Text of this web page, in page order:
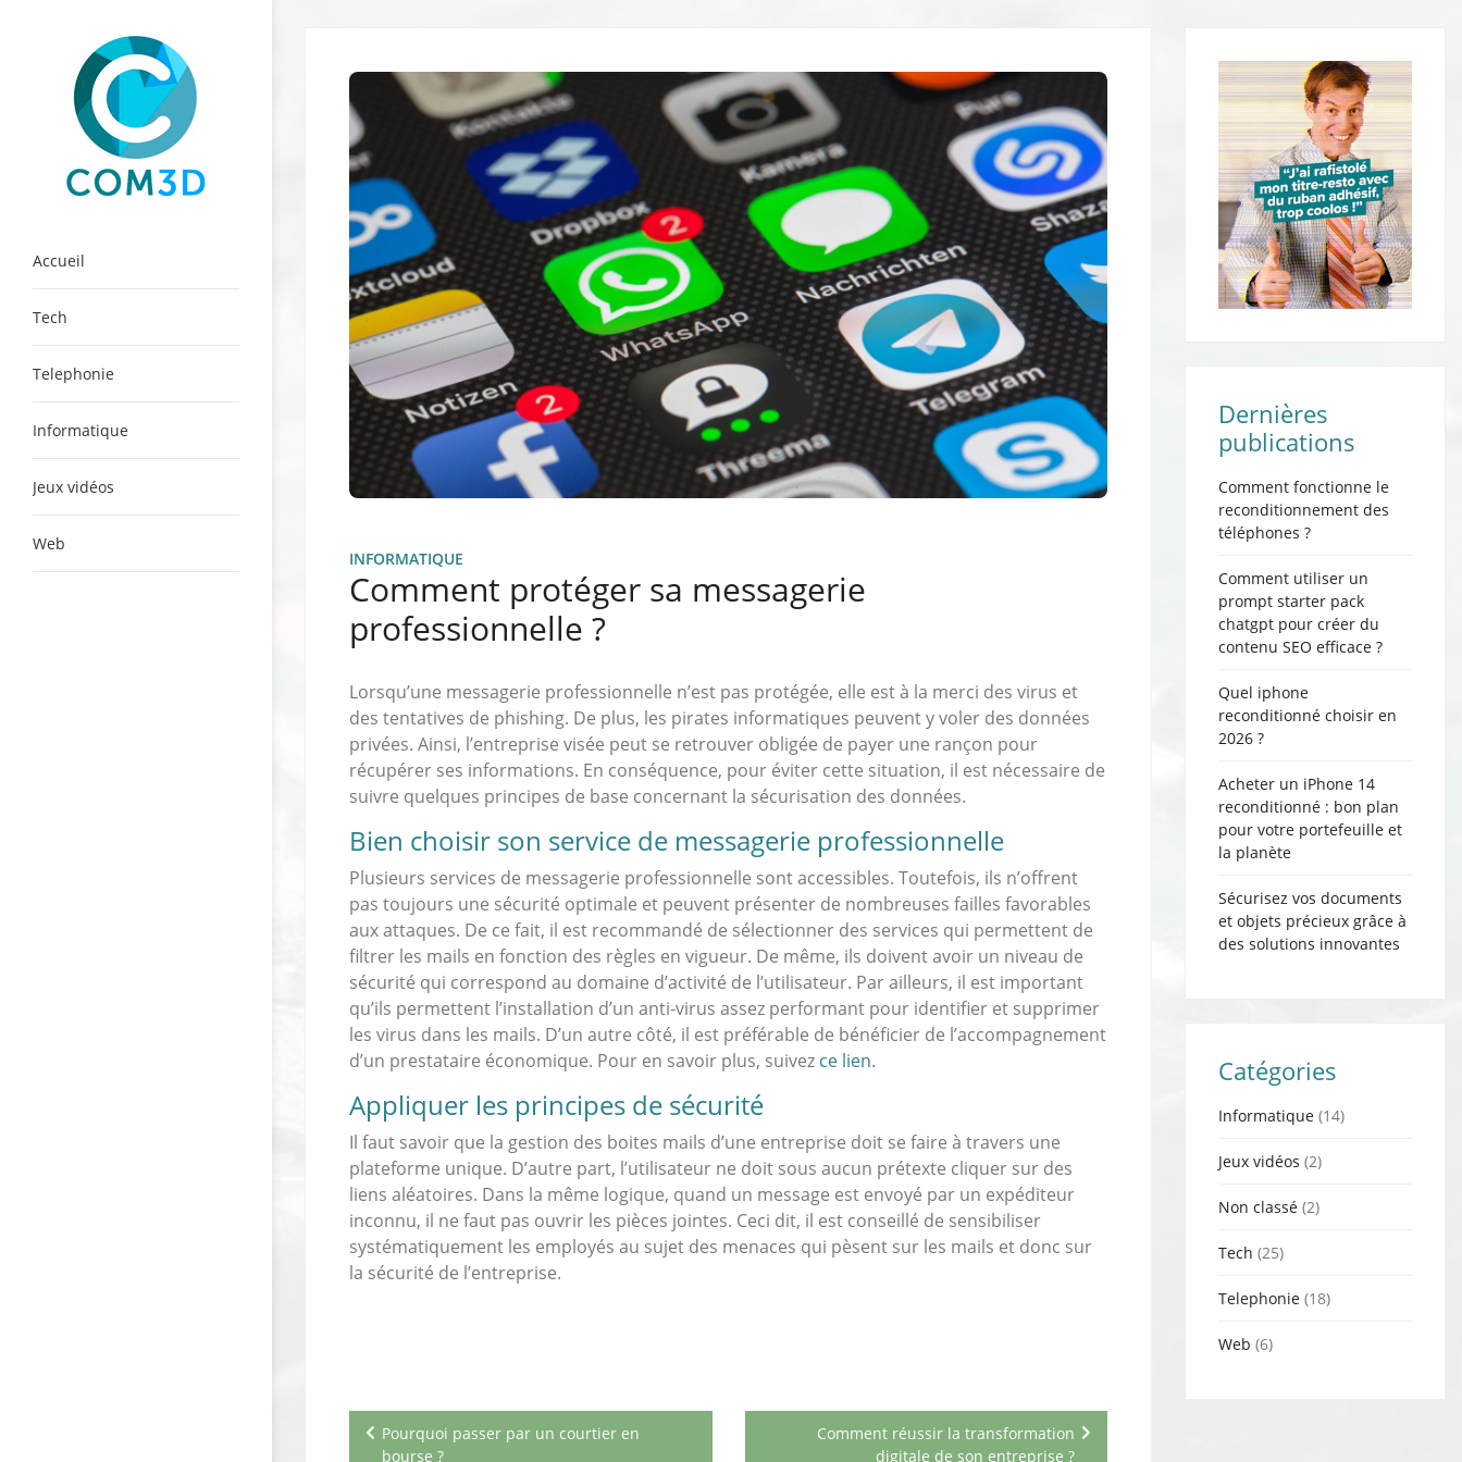
Accueil
Tech
Telephonie
Informatique
Jeux vidéos
Web
INFORMATIQUE
Comment protéger sa messagerie
professionnelle ?
Lorsqu’une messagerie professionnelle n’est pas protégée, elle est à la merci des virus et
des tentatives de phishing. De plus, les pirates informatiques peuvent y voler des données
privées. Ainsi, l’entreprise visée peut se retrouver obligée de payer une rançon pour
récupérer ses informations. En conséquence, pour éviter cette situation, il est nécessaire de
suivre quelques principes de base concernant la sécurisation des données.
Bien choisir son service de messagerie professionnelle
Plusieurs services de messagerie professionnelle sont accessibles. Toutefois, ils n’offrent
pas toujours une sécurité optimale et peuvent présenter de nombreuses failles favorables
aux attaques. De ce fait, il est recommandé de sélectionner des services qui permettent de
filtrer les mails en fonction des règles en vigueur. De même, ils doivent avoir un niveau de
sécurité qui correspond au domaine d’activité de l’utilisateur. Par ailleurs, il est important
qu’ils permettent l’installation d’un anti-virus assez performant pour identifier et supprimer
les virus dans les mails. D’un autre côté, il est préférable de bénéficier de l’accompagnement
d’un prestataire économique. Pour en savoir plus, suivez ce lien.
Appliquer les principes de sécurité
Il faut savoir que la gestion des boites mails d’une entreprise doit se faire à travers une
plateforme unique. D’autre part, l’utilisateur ne doit sous aucun prétexte cliquer sur des
liens aléatoires. Dans la même logique, quand un message est envoyé par un expéditeur
inconnu, il ne faut pas ouvrir les pièces jointes. Ceci dit, il est conseillé de sensibiliser
systématiquement les employés au sujet des menaces qui pèsent sur les mails et donc sur
la sécurité de l’entreprise.
Navigation
Pourquoi passer par un courtier en
bourse ?
Comment réussir la transformation
digitale de son entreprise ?
Dernières
publications
Comment fonctionne le
reconditionnement des
téléphones ?
Comment utiliser un
prompt starter pack
chatgpt pour créer du
contenu SEO efficace ?
Quel iphone
reconditionné choisir en
2026 ?
Acheter un iPhone 14
reconditionné : bon plan
pour votre portefeuille et
la planète
Sécurisez vos documents
et objets précieux grâce à
des solutions innovantes
Catégories
Informatique (14)
Jeux vidéos (2)
Non classé (2)
Tech (25)
Telephonie (18)
Web (6)